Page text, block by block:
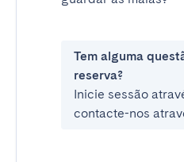
Tem alguma
reserva?
Inicie sessão
contacte-nos